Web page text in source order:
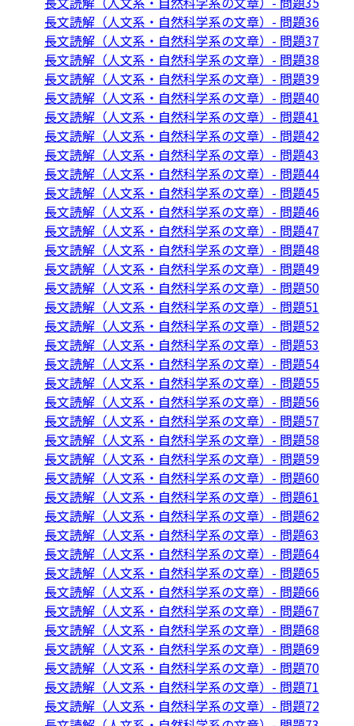
長文読解（人文系・自然科学系の文章）- 問題36
長文読解（人文系・自然科学系の文章）- 問題37
長文読解（人文系・自然科学系の文章）- 問題38
長文読解（人文系・自然科学系の文章）- 問題39
長文読解（人文系・自然科学系の文章）- 問題40
長文読解（人文系・自然科学系の文章）- 問題41
長文読解（人文系・自然科学系の文章）- 問題42
長文読解（人文系・自然科学系の文章）- 問題43
長文読解（人文系・自然科学系の文章）- 問題44
長文読解（人文系・自然科学系の文章）- 問題45
長文読解（人文系・自然科学系の文章）- 問題46
長文読解（人文系・自然科学系の文章）- 問題47
長文読解（人文系・自然科学系の文章）- 問題48
長文読解（人文系・自然科学系の文章）- 問題49
長文読解（人文系・自然科学系の文章）- 問題50
長文読解（人文系・自然科学系の文章）- 問題51
長文読解（人文系・自然科学系の文章）- 問題52
長文読解（人文系・自然科学系の文章）- 問題53
長文読解（人文系・自然科学系の文章）- 問題54
長文読解（人文系・自然科学系の文章）- 問題55
長文読解（人文系・自然科学系の文章）- 問題56
長文読解（人文系・自然科学系の文章）- 問題57
長文読解（人文系・自然科学系の文章）- 問題58
長文読解（人文系・自然科学系の文章）- 問題59
長文読解（人文系・自然科学系の文章）- 問題60
長文読解（人文系・自然科学系の文章）- 問題61
長文読解（人文系・自然科学系の文章）- 問題62
長文読解（人文系・自然科学系の文章）- 問題63
長文読解（人文系・自然科学系の文章）- 問題64
長文読解（人文系・自然科学系の文章）- 問題65
長文読解（人文系・自然科学系の文章）- 問題66
長文読解（人文系・自然科学系の文章）- 問題67
長文読解（人文系・自然科学系の文章）- 問題68
長文読解（人文系・自然科学系の文章）- 問題69
長文読解（人文系・自然科学系の文章）- 問題70
長文読解（人文系・自然科学系の文章）- 問題71
長文読解（人文系・自然科学系の文章）- 問題72